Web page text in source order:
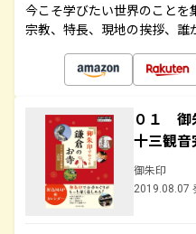
今こそ学びたい世界のことを
宗教、特長、現地の挨拶、誰
０１ 御
十三観
御朱印
2019.08.07